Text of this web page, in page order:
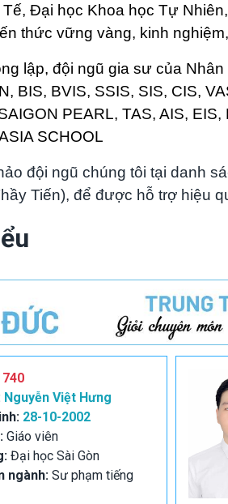
Đại học Khoa học Tự
thức vững vàng, kinh
lập, đội ngũ gia sư của
BIS, BVIS, SSIS, SIS, CIS,
PEARL, TAS, AIS,
SCHOOL
đội ngũ chúng tôi tại danh
Tiến), để được hỗ trợ hiệu
740
Nguyễn Việt Hưng
28-10-2002
Giáo viên
Đại học Sài Gòn
ngành: Sư phạm tiếng